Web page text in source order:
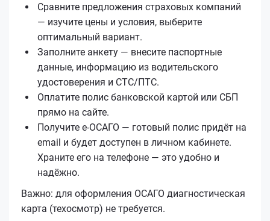
Сравните предложения страховых компаний
— изучите цены и условия, выберите
оптимальный вариант.
Заполните анкету — внесите паспортные
данные, информацию из водительского
удостоверения и СТС/ПТС.
Оплатите полис банковской картой или СБП
прямо на сайте.
Получите е‑ОСАГО — готовый полис придёт на
email и будет доступен в личном кабинете.
Храните его на телефоне — это удобно и
надёжно.
Важно: для оформления ОСАГО диагностическая
карта (техосмотр) не требуется.